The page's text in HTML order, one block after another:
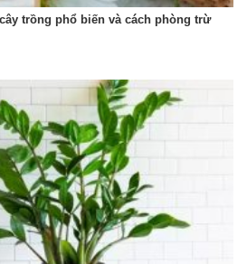
trồng phổ biến và cách phòng trừ